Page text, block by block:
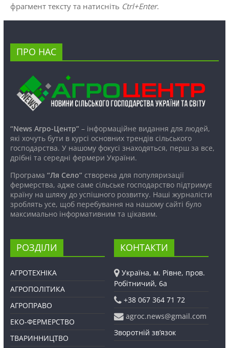
фрагмент тексту та натисніть Ctrl+Enter.
ПРО НАС
“News Агро-Центр”– інформаційне видання для людей,
які хочуть бути в курсі основних трендів сільського
господарства. У нашому фокусі знаходяться, перш за все,
дрібні та середні фермери України.
Програма “Ля Село”створена для популяризації
фермерства, адже саме сільське господарство підтримує
країну на шляху до успішного розвитку. Наші журналісти
зроблять усе, щоб перебування на нашому сайті було
максимально інформативним та цікавим.
РОЗДІЛИ
АГРОТЕХНІКА
АГРОПОЛІТИКА
АГРОПРАВО
ЕКО-ФЕРМЕРСТВО
ТВАРИННИЦТВО
КОНТАКТИ
Україна, м. Рівне, пров.
Робітничий, 6а
+38 067 364 71 72
agroc.news@gmail.com
Зворотній зв’язок